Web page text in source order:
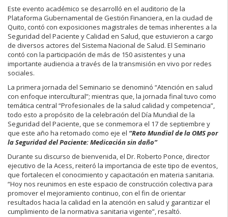
Este evento académico se desarrolló en el auditorio de la
Plataforma Gubernamental de Gestión Financiera, en la ciudad de
Quito, contó con exposiciones magistrales de temas inherentes a la
Seguridad del Paciente y Calidad en Salud, que estuvieron a cargo
de diversos actores del Sistema Nacional de Salud. El Seminario
contó con la participación de más de 150 asistentes y una
importante audiencia a través de la transmisión en vivo por redes
sociales.
La primera jornada del Seminario se denominó “Atención en salud
con enfoque intercultural”; mientras que, la jornada final tuvo como
temática central “Profesionales de la salud calidad y competencia”,
todo esto a propósito de la celebración del Día Mundial de la
Seguridad del Paciente, que se conmemora el 17 de septiembre y
que este año ha retomado como eje el “Reto Mundial de la OMS por
la Seguridad del Paciente: Medicación sin daño”
Durante su discurso de bienvenida, el Dr. Roberto Ponce, director
ejecutivo de la Acess, reiteró la importancia de este tipo de eventos,
que fortalecen el conocimiento y capacitación en materia sanitaria.
“Hoy nos reunimos en este espacio de construcción colectiva para
promover el mejoramiento continuo, con el fin de orientar
resultados hacia la calidad en la atención en salud y garantizar el
cumplimiento de la normativa sanitaria vigente”, resaltó.